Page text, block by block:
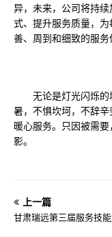
异，未来，公司将持
式、提升服务质量，
善、周到和细致的服务
无论是灯光闪烁的
暑，不惧坎坷，不辞
暖心服务。只因被需
影。
上一篇
甘肃瑞远第三届服务技